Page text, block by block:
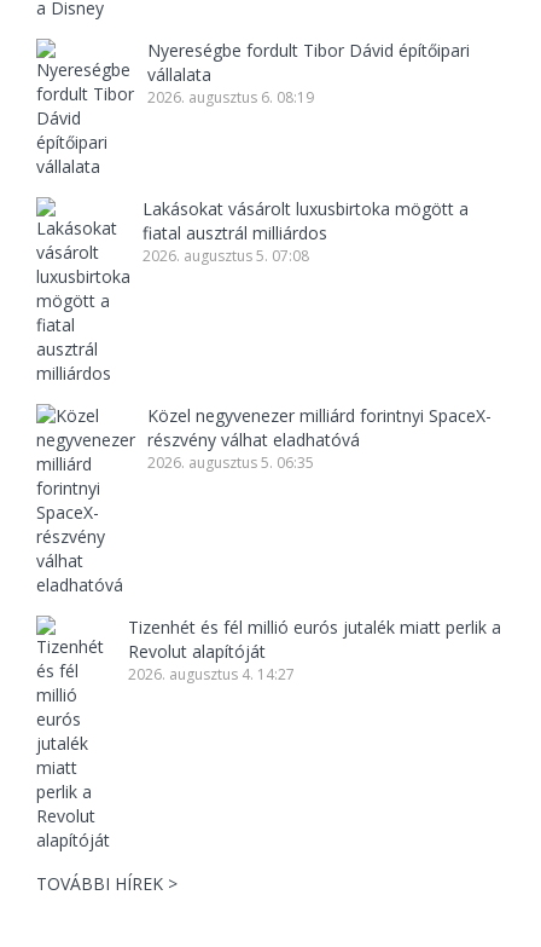
Nyereségbe fordult Tibor Dávid építőipari
vállalata
2026. augusztus 6. 08:19
Lakásokat vásárolt luxusbirtoka mögött a
fiatal ausztrál milliárdos
2026. augusztus 5. 07:08
Közel negyvenezer milliárd forintnyi SpaceX-
részvény válhat eladhatóvá
2026. augusztus 5. 06:35
Tizenhét és fél millió eurós jutalék miatt perlik a
Revolut alapítóját
2026. augusztus 4. 14:27
TOVÁBBI HÍREK >